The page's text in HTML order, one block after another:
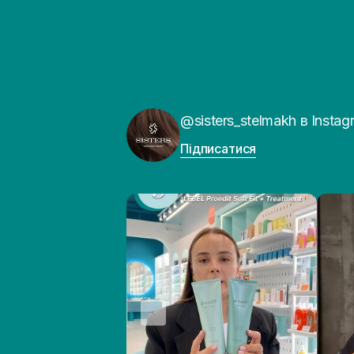
@sisters_stelmakh в
Підписатися